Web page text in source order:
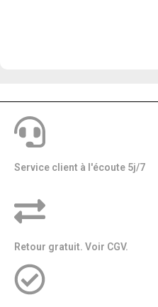
Service client à l'écoute 5j/7
Retour gratuit. Voir CGV.